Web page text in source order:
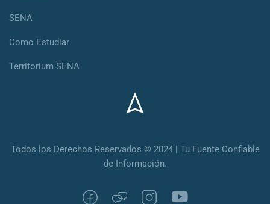
SENA
Como Estudiar
Territorium SENA
Todos los Derechos Reservados © 2024 | Tu Fuente Confiable
de Información.